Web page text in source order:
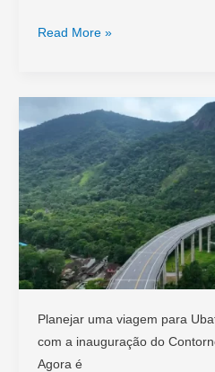
Pedágio
da
Nova
Tamoios:
Como
funciona
e
como
pagar
Read More »
Planejar uma viagem para
com a inauguração do
Agora é